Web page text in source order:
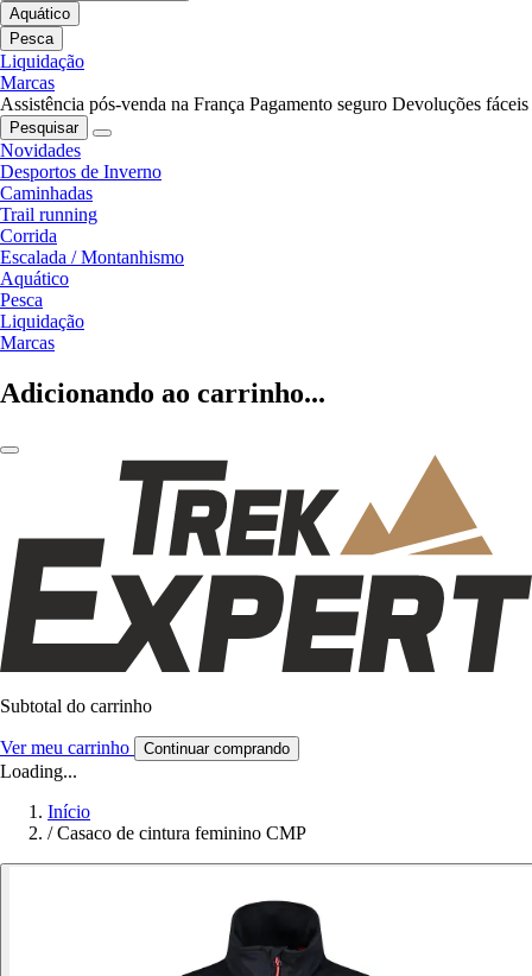
Aquático
Pesca
Liquidação
Marcas
Assistência pós-venda na França Pagamento seguro Devoluções fáceis
Pesquisar
Novidades
Desportos de Inverno
Caminhadas
Trail running
Corrida
Escalada / Montanhismo
Aquático
Pesca
Liquidação
Marcas
Adicionando ao carrinho...
Subtotal do carrinho
Ver meu carrinho Continuar comprando
Loading...
Início
/ Casaco de cintura feminino CMP